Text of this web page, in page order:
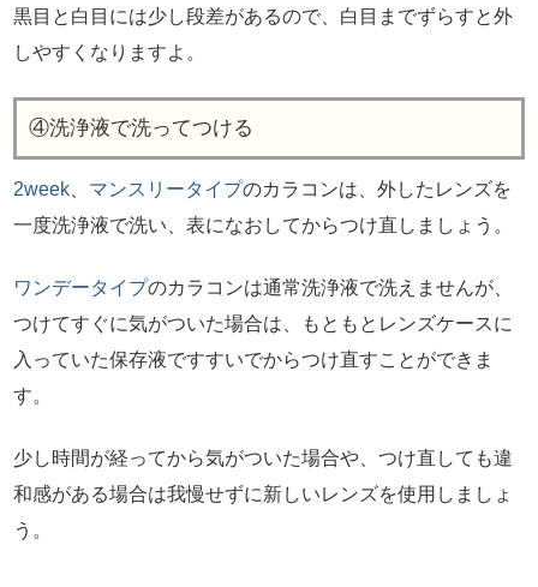
黒目と白目には少し段差があるので、白目までずらすと外
しやすくなりますよ。
④洗浄液で洗ってつける
2week マンスリータイプのカラコンは、外したレンズを
一度洗浄液で洗い、表になおしてからつけ直しましょう。
ワンデータイプのカラコンは通常洗浄液で洗えませんが、
つけてすぐに気がついた場合は、もともとレンズケースに
入っていた保存液ですすいでからつけ直すことができま
す。
少し時間が経ってから気がついた場合や、つけ直しても違
和感がある場合は我慢せずに新しいレンズを使用しましょ
う。